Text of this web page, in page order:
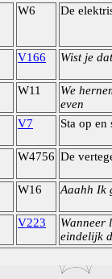
W6 De
V166 Wist je
W11
We
even
V7 Sta op en
W4756 De
W16 Aaahh Ik
V223
Wanneer
eindelijk